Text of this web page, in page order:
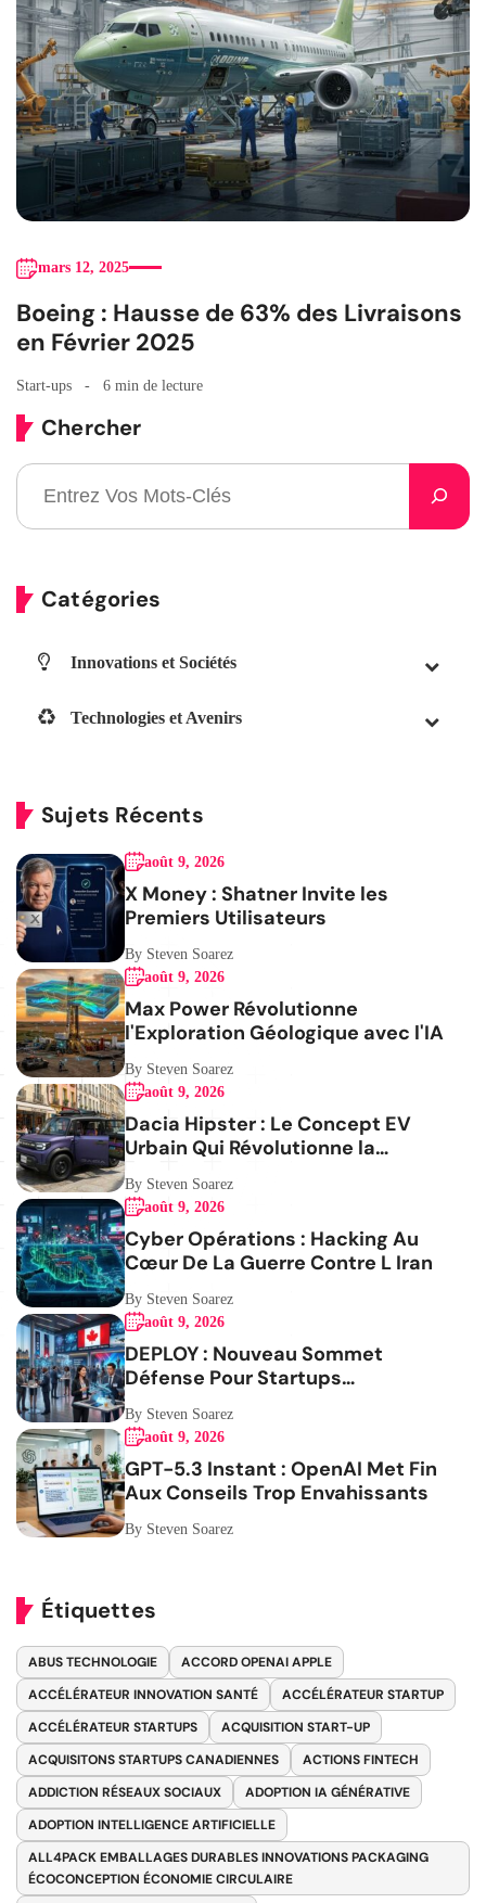
mars 12, 2025
Boeing : Hausse de 63% des Livraisons
en Février 2025
Start-ups 6 min de lecture
Chercher
Catégories
Innovations et Sociétés
Technologies et Avenirs
Sujets Récents
août 9, 2026
X Money : Shatner Invite les
Premiers Utilisateurs
By Steven Soarez
août 9, 2026
Max Power Révolutionne
l'Exploration Géologique avec l'IA
By Steven Soarez
août 9, 2026
Dacia Hipster : Le Concept EV
Urbain Qui Révolutionne la
By Steven Soarez
août 9, 2026
Cyber Opérations : Hacking Au
Cœur De La Guerre Contre L Iran
By Steven Soarez
août 9, 2026
DEPLOY : Nouveau Sommet
Défense Pour Startups
By Steven Soarez
août 9, 2026
GPT-5.3 Instant : OpenAI Met Fin
Aux Conseils Trop Envahissants
By Steven Soarez
Étiquettes
ABUS TECHNOLOGIE
ACCORD OPENAI APPLE
ACCÉLÉRATEUR INNOVATION SANTÉ
ACCÉLÉRATEUR STARTUP
ACCÉLÉRATEUR STARTUPS
ACQUISITION START-UP
ACQUISITONS STARTUPS CANADIENNES
ACTIONS FINTECH
ADDICTION RÉSEAUX SOCIAUX
ADOPTION IA GÉNÉRATIVE
ADOPTION INTELLIGENCE ARTIFICIELLE
ALL4PACK EMBALLAGES DURABLES INNOVATIONS PACKAGING
ÉCOCONCEPTION ÉCONOMIE CIRCULAIRE